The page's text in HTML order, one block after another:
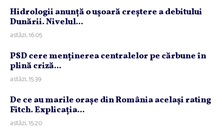
Hidrologii anunţă o uşoară creştere a debitului
Dunării. Nivelul...
astăzi, 16:05
PSD cere menţinerea centralelor pe cărbune în
plină criză...
astăzi, 15:39
De ce au marile oraşe din România acelaşi rating
Fitch. Explicaţia...
astăzi, 15:20